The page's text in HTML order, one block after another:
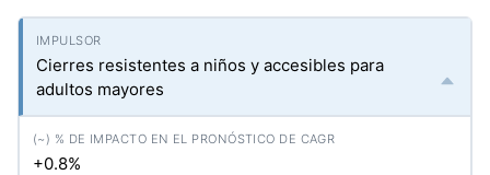
Cierres resistentes a niños y accesibles para
adultos mayores
+0.8%